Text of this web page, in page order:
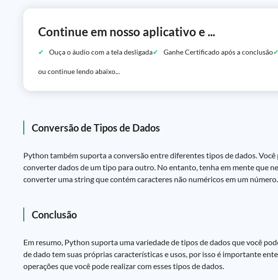
Continue em nosso aplicativo e ...
Ouça o áudio com a tela desligada Ganhe Certificado após a conclusão
ou continue lendo abaixo...
Conversão de Tipos de Dados
Python também suporta a conversão entre diferentes tipos de dados.
converter dados de um tipo para outro. No entanto, tenha em mente que
converter uma string que contém caracteres não numéricos em um número.
Conclusão
Em resumo, Python suporta uma variedade de tipos de dados que você
de dado tem suas próprias características e usos, por isso é importante
operações que você pode realizar com esses tipos de dados.